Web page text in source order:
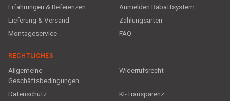
Erfahrungen & Referenzen
Anmelden Rabattsystem
Lieferung & Versand
Zahlungsarten
Montageservice
FAQ
RECHTLICHES
Allgemeine
Geschäftsbedingungen
Widerrufsrecht
Datenschutz
KI-Transparenz